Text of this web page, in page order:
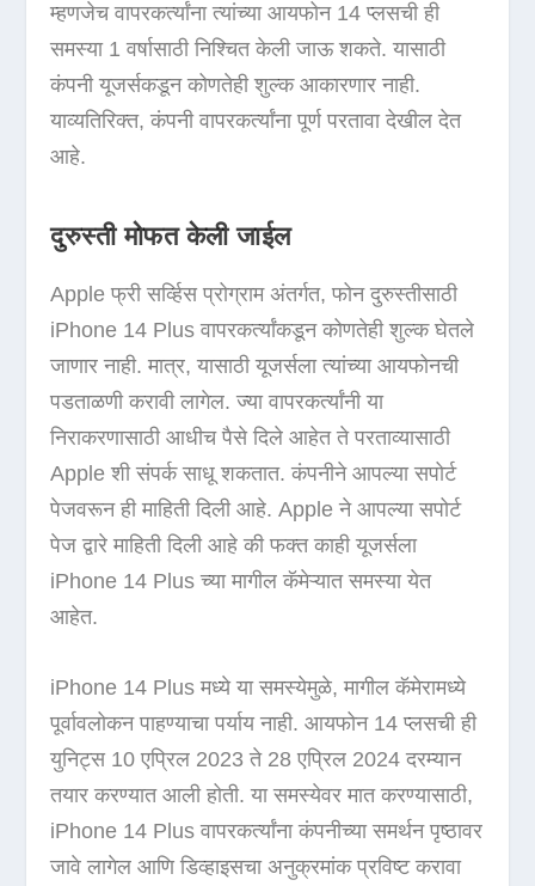
म्हणजेच वापरकर्त्यांना त्यांच्या आयफोन 14 प्लसची ही
समस्या 1 वर्षासाठी निश्चित केली जाऊ शकते. यासाठी
कंपनी यूजर्सकडून कोणतेही शुल्क आकारणार नाही.
याव्यतिरिक्त, कंपनी वापरकर्त्यांना पूर्ण परतावा देखील देत
आहे.
दुरुस्ती मोफत केली जाईल
Apple फ्री सर्व्हिस प्रोग्राम अंतर्गत, फोन दुरुस्तीसाठी
iPhone 14 Plus वापरकर्त्यांकडून कोणतेही शुल्क घेतले
जाणार नाही. मात्र, यासाठी यूजर्सला त्यांच्या आयफोनची
पडताळणी करावी लागेल. ज्या वापरकर्त्यांनी या
निराकरणासाठी आधीच पैसे दिले आहेत ते परताव्यासाठी
Apple शी संपर्क साधू शकतात. कंपनीने आपल्या सपोर्ट
पेजवरून ही माहिती दिली आहे. Apple ने आपल्या सपोर्ट
पेज द्वारे माहिती दिली आहे की फक्त काही यूजर्सला
iPhone 14 Plus च्या मागील कॅमेऱ्यात समस्या येत
आहेत.
iPhone 14 Plus मध्ये या समस्येमुळे, मागील कॅमेरामध्ये
पूर्वावलोकन पाहण्याचा पर्याय नाही. आयफोन 14 प्लसची ही
युनिट्स 10 एप्रिल 2023 ते 28 एप्रिल 2024 दरम्यान
तयार करण्यात आली होती. या समस्येवर मात करण्यासाठी,
iPhone 14 Plus वापरकर्त्यांना कंपनीच्या समर्थन पृष्ठावर
जावे लागेल आणि डिव्हाइसचा अनुक्रमांक प्रविष्ट करावा